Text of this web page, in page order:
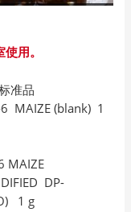
用。
)标准品
MAIZE (blank) 1
MAIZE
DP-
1 g